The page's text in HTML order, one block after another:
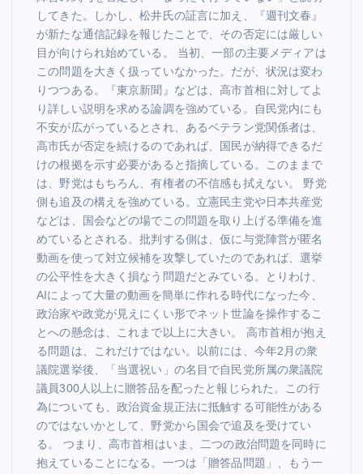
してきた。しかし、松井氏の証言に加え、『週刊文春』
が新たな通信記録を報じたことで、その否定には厳しい
目が向けられ始めている。 当初、一部の主要メディアは
この問題を大きく扱っていなかった。だが、状況は変わ
りつつある。『東京新聞』などは、高市首相に対してよ
り詳しい説明を求める論調を強めている。自民党内にも
不安が広がっているとされ、あるベテラン党関係者は、
高市氏が否定を続けるのであれば、国民が納得できるだ
けの根拠を示す必要があると指摘している。このままで
は、野党はもちろん、有権者の不信感も拭えない。 野党
側も追及の構えを強めている。立憲民主党や日本共産党
などは、国会などの場でこの問題を取り上げる準備を進
めているとされる。批判する側は、仮に与党陣営が匿名
動画を使って対立候補を攻撃していたのであれば、選挙
の公平性を大きく損なう問題だとみている。とりわけ、
AIによって大量の動画を簡単に作れる時代になった今、
政治家や政党が見えにくい形でネット世論を操作するこ
とへの懸念は、これまで以上に大きい。 高市首相が抱え
る問題は、これだけではない。以前には、今年2月の衆
議院選挙後、「当選祝い」の名目で自民党所属の衆議院
議員300人以上に贈答品を配ったと報じられた。この行
為についても、政治資金規正法に抵触する可能性がある
のではないかとして、野党から国会で追及を受けてい
る。 つまり、高市首相はいま、二つの政治問題を同時に
抱えていることになる。一つは「贈答品問題」、もう一